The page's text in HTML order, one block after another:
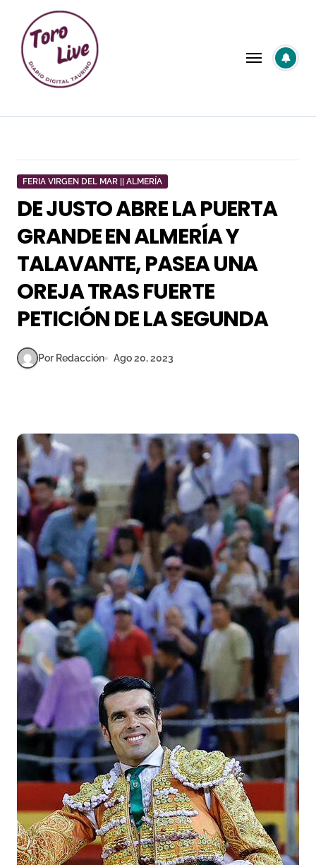
contenido
FERIA VIRGEN DEL MAR || ALMERÍA
DE JUSTO ABRE LA PUERTA
GRANDE EN ALMERÍA Y
TALAVANTE, PASEA UNA
OREJA TRAS FUERTE
PETICIÓN DE LA SEGUNDA
Por Redacción Ago 20, 2023